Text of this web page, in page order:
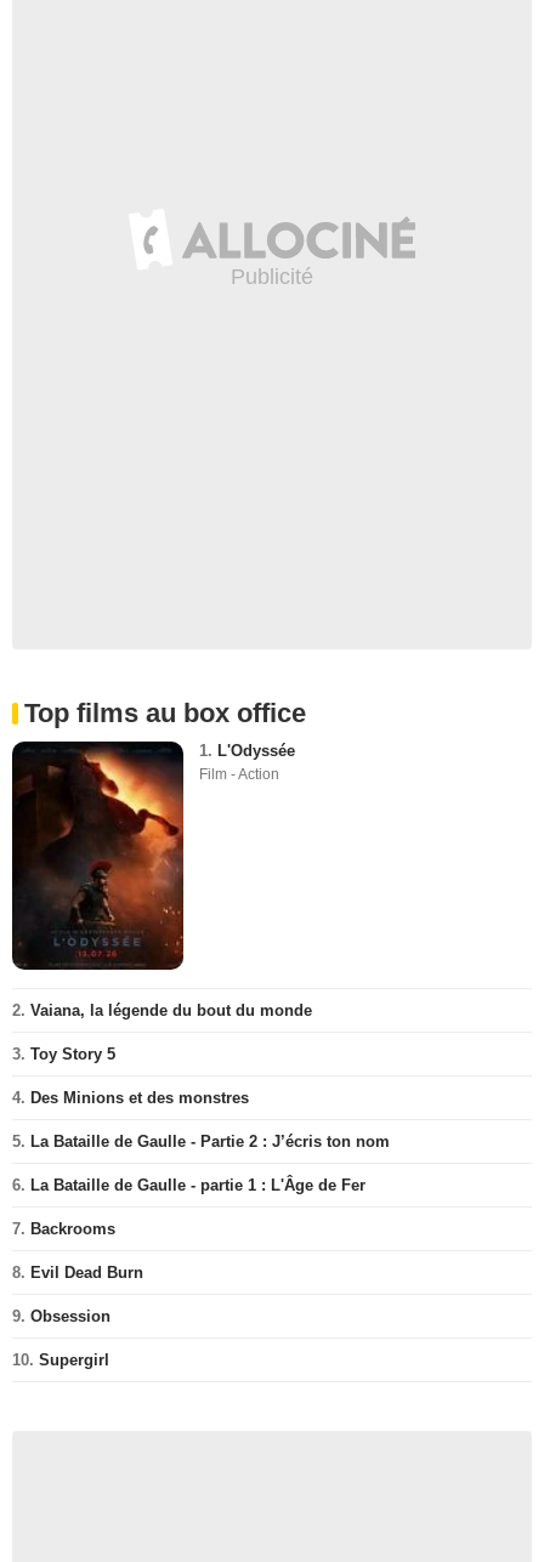
Top films au box office
1. L'Odyssée
Film - Action
2. Vaiana, la légende du bout du monde
3. Toy Story 5
4. Des Minions et des monstres
5. La Bataille de Gaulle - Partie 2 : J’écris ton nom
6. La Bataille de Gaulle - partie 1 : L'Âge de Fer
7. Backrooms
8. Evil Dead Burn
9. Obsession
10. Supergirl